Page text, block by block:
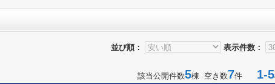
並び順： 表示件数：
該当公開件数5棟 空き数7件 1-5